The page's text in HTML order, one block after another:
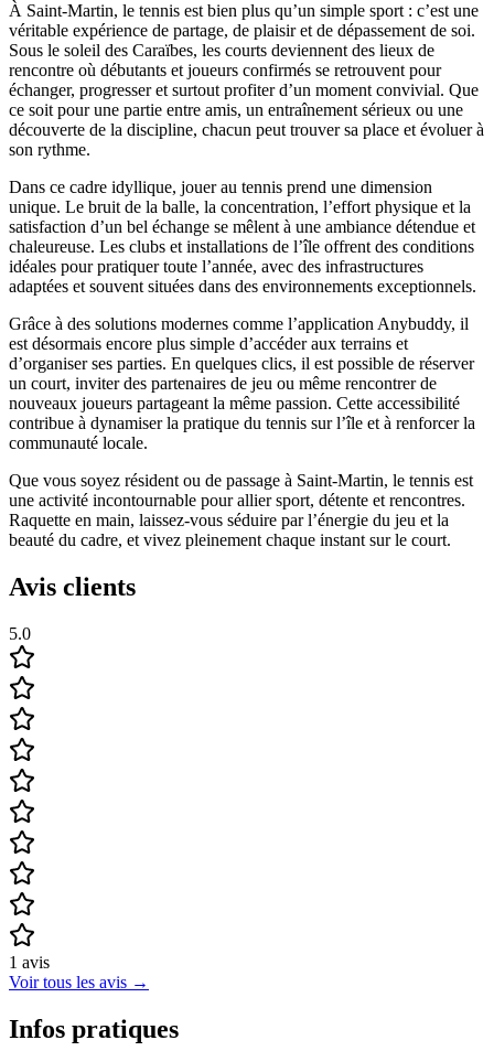
À Saint-Martin, le tennis est bien plus qu’un simple sport : c’est une
véritable expérience de partage, de plaisir et de dépassement de soi.
Sous le soleil des Caraïbes, les courts deviennent des lieux de
rencontre où débutants et joueurs confirmés se retrouvent pour
échanger, progresser et surtout profiter d’un moment convivial. Que
ce soit pour une partie entre amis, un entraînement sérieux ou une
découverte de la discipline, chacun peut trouver sa place et évoluer à
son rythme.
Dans ce cadre idyllique, jouer au tennis prend une dimension
unique. Le bruit de la balle, la concentration, l’effort physique et la
satisfaction d’un bel échange se mêlent à une ambiance détendue et
chaleureuse. Les clubs et installations de l’île offrent des conditions
idéales pour pratiquer toute l’année, avec des infrastructures
adaptées et souvent situées dans des environnements exceptionnels.
Grâce à des solutions modernes comme l’application Anybuddy, il
est désormais encore plus simple d’accéder aux terrains et
d’organiser ses parties. En quelques clics, il est possible de réserver
un court, inviter des partenaires de jeu ou même rencontrer de
nouveaux joueurs partageant la même passion. Cette accessibilité
contribue à dynamiser la pratique du tennis sur l’île et à renforcer la
communauté locale.
Que vous soyez résident ou de passage à Saint-Martin, le tennis est
une activité incontournable pour allier sport, détente et rencontres.
Raquette en main, laissez-vous séduire par l’énergie du jeu et la
beauté du cadre, et vivez pleinement chaque instant sur le court.
Avis clients
5.0
1 avis
Voir tous les avis →
Infos pratiques